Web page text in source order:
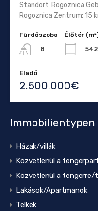
Standort: Rogoznica
Rogoznica Zentrum: 15
Fürdőszoba
8
Élőtér
542
Eladó
2.500.000€
Immobilientypen
Házak/villák
Közvetlenül a
Közvetlenül a tengerre/
Lakások/Apartmanok
Telkek